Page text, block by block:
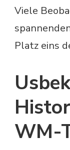
Viele
Platz eins
WM-